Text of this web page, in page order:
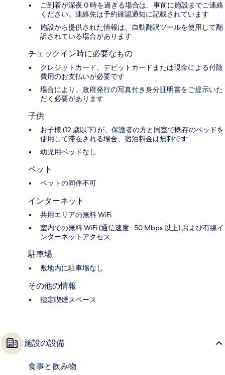
ご到着が深夜 0 時を過ぎる場合は、事前に施設までご連絡
ください。連絡先は予約確認通知に記載されています
施設から提供された情報は、自動翻訳ツールを使用して翻
訳されている場合があります
チェックイン時に必要なもの
クレジットカード、デビットカードまたは現金による付随
費用のお支払いが必要です
場合により、政府発行の写真付き身分証明書をご提示いた
だく必要があります
子供
お子様 (12 歳以下) が、保護者の方と同室で既存のベッドを
使用して滞在される場合、宿泊料金は無料です
幼児用ベッドなし
ペット
ペットの同伴不可
インターネット
共用エリアの無料 WiFi
室内での無料 WiFi (通信速度 : 50 Mbps 以上) および有線イ
ンターネットアクセス
駐車場
敷地内に駐車場なし
その他の情報
指定喫煙スペース
施設の設備
食事と飲み物